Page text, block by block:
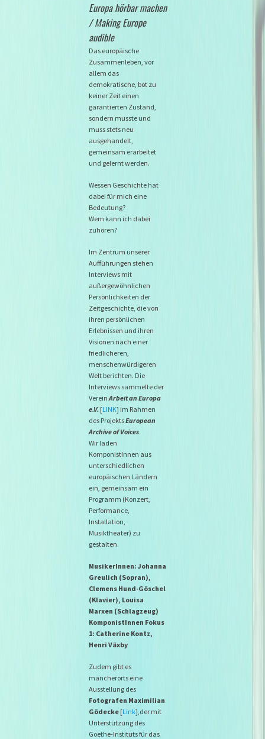
Europa hörbar machen
/ Making Europe
audible
Das europäische
Zusammenleben, vor
allem das
demokratische, bot zu
keiner Zeit einen
garantierten Zustand,
sondern musste und
muss stets neu
ausgehandelt,
gemeinsam erarbeitet
und gelernt werden.
Wessen Geschichte hat
dabei für mich eine
Bedeutung?
Wem kann ich dabei
zuhören?
Im Zentrum unserer
Aufführungen stehen
Interviews mit
außergewöhnlichen
Persönlichkeiten der
Zeitgeschichte, die von
ihren persönlichen
Erlebnissen und ihren
Visionen nach einer
friedlicheren,
menschenwürdigeren
Welt berichten. Die
Interviews sammelte der
VereinArbeit an Europa
e.V. [LINK] im Rahmen
des ProjektsEuropean
Archive of Voices.
Wir laden
KomponistInnen aus
unterschiedlichen
europäischen Ländern
ein, gemeinsam ein
Programm (Konzert,
Performance,
Installation,
Musiktheater) zu
gestalten.
MusikerInnen: Johanna
Greulich (Sopran),
Clemens Hund-Göschel
(Klavier), Louisa
Marxen (Schlagzeug)
KomponistInnen Fokus
1: Catherine Kontz,
Henri Växby
Zudem gibt es
mancherorts eine
Ausstellung des
Fotografen Maximilian
Gödecke [Link],der mit
Unterstützung des
Goethe-Instituts für das